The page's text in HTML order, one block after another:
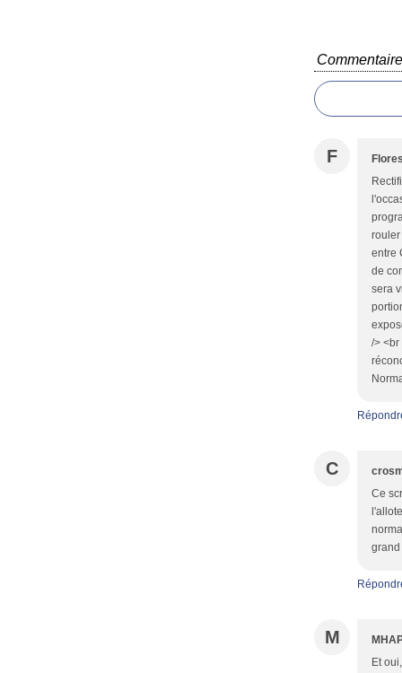
F
rouler
entre
de
sera
/>
C
Ce
grand
M
Et